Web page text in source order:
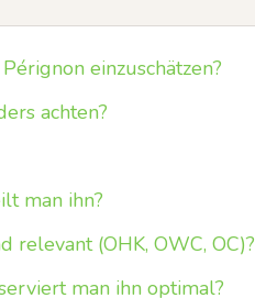
einzuschätzen?
achten?
man ihn?
(OHK, OWC, OC)?
man ihn optimal?